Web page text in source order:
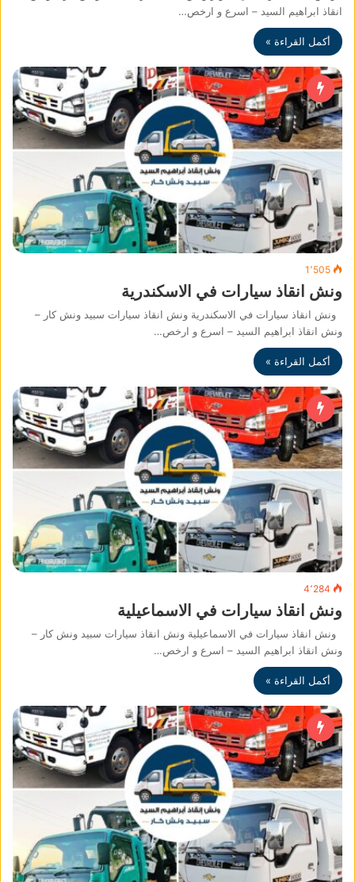
انقاذ ابراهيم السيد – اسرع و ارخص…
أكمل القراءة »
1٬505
ونش انقاذ سيارات في الاسكندرية
ونش انقاذ سيارات في الاسكندرية ونش انقاذ سيارات سبيد ونش كار –
ونش انقاذ ابراهيم السيد – اسرع و ارخص…
أكمل القراءة »
4٬284
ونش انقاذ سيارات في الاسماعيلية
ونش انقاذ سيارات في الاسماعيلية ونش انقاذ سيارات سبيد ونش كار –
ونش انقاذ ابراهيم السيد – اسرع و ارخص…
أكمل القراءة »